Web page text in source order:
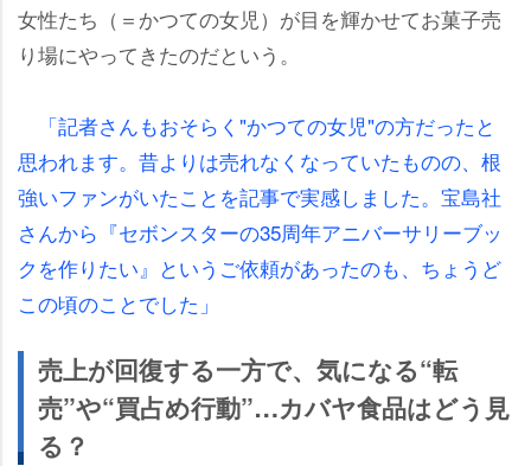
女性たち（＝かつての女児）が目を輝かせてお菓子売
り場にやってきたのだという。
「記者さんもおそらく"かつての女児"の方だったと
思われます。昔よりは売れなくなっていたものの、根
強いファンがいたことを記事で実感しました。宝島社
さんから『セボンスターの35周年アニバーサリーブッ
クを作りたい』というご依頼があったのも、ちょうど
この頃のことでした」
売上が回復する一方で、気になる“転
売”や“買占め行動”…カバヤ食品はどう見
る？